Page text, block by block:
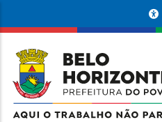
conteúdo
principal
da
Prefeitura
de